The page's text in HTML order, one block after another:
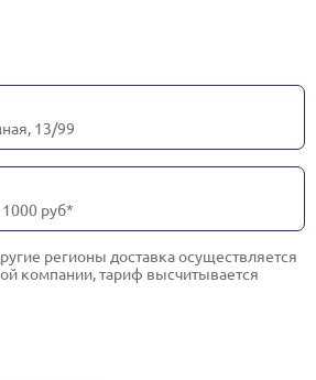
13/99
1000 руб*
регионы доставка осуществляется
компании, тариф высчитывается